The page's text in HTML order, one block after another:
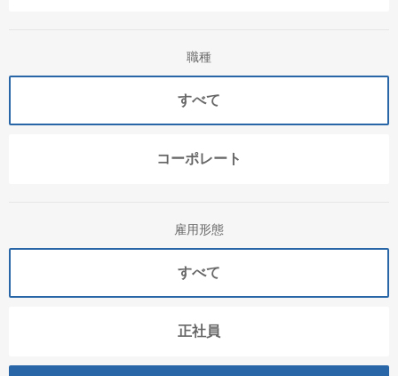
職種
すべて
コーポレート
雇用形態
すべて
正社員